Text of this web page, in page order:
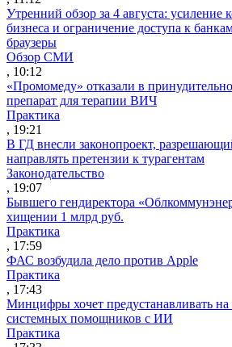
Утренний обзор за 4 августа: усиление
бизнеса и ограничение доступа к
браузеры
Обзор СМИ
, 10:12
«Промомеду» отказали в
препарат для терапии ВИЧ
Практика
, 19:21
В ГД внесли законопроект,
направлять претензии к турагентам
Законодательство
, 19:07
Бывшего гендиректора
хищении 1 млрд руб.
Практика
, 17:59
ФАС возбудила дело против Apple
Практика
, 17:43
Минцифры хочет предустанавливать на
системных помощников с ИИ
Практика